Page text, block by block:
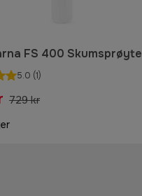
FS 400 Skumsprøyte
5.0 (1)
729 kr